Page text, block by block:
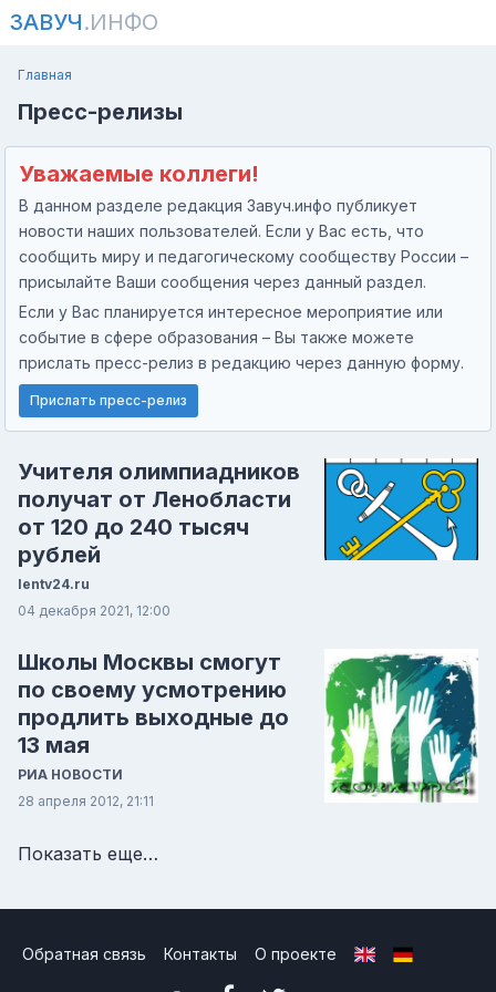
ЗАВУЧ.ИНФО
Главная
Пресс-релизы
Уважаемые коллеги!
В данном разделе редакция Завуч.инфо публикует
новости наших пользователей. Если у Вас есть, что
сообщить миру и педагогическому сообществу России –
присылайте Ваши сообщения через данный раздел.
Если у Вас планируется интересное мероприятие или
событие в сфере образования – Вы также можете
прислать пресс-релиз в редакцию через данную форму.
Прислать пресс-релиз
Учителя олимпиадников
получат от Ленобласти
от 120 до 240 тысяч
рублей
lentv24.ru
04 декабря 2021, 12:00
Школы Москвы смогут
по своему усмотрению
продлить выходные до
13 мая
РИА НОВОСТИ
28 апреля 2012, 21:11
Показать еще…
Обратная связь Контакты О проекте